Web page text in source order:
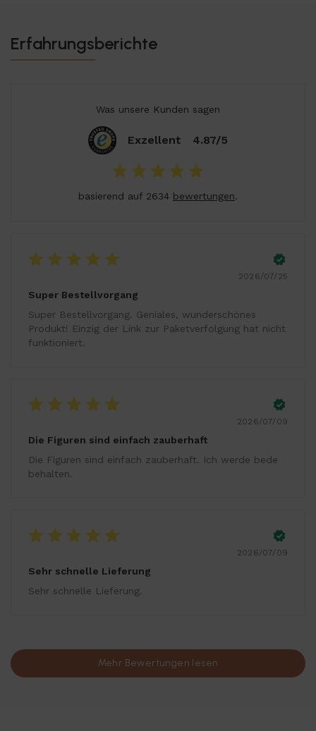
Erfahrungsberichte
Was unsere Kunden sagen
Exzellent 4.87/5
basierend auf 2634 bewertungen.
2026/07/25
Super Bestellvorgang
Super Bestellvorgang. Geniales, wunderschönes
Produkt! Einzig der Link zur Paketverfolgung hat nicht
funktioniert.
2026/07/09
Die Figuren sind einfach zauberhaft
Die Figuren sind einfach zauberhaft. Ich werde bede
behalten.
2026/07/09
Sehr schnelle Lieferung
Sehr schnelle Lieferung.
Mehr Bewertungen lesen